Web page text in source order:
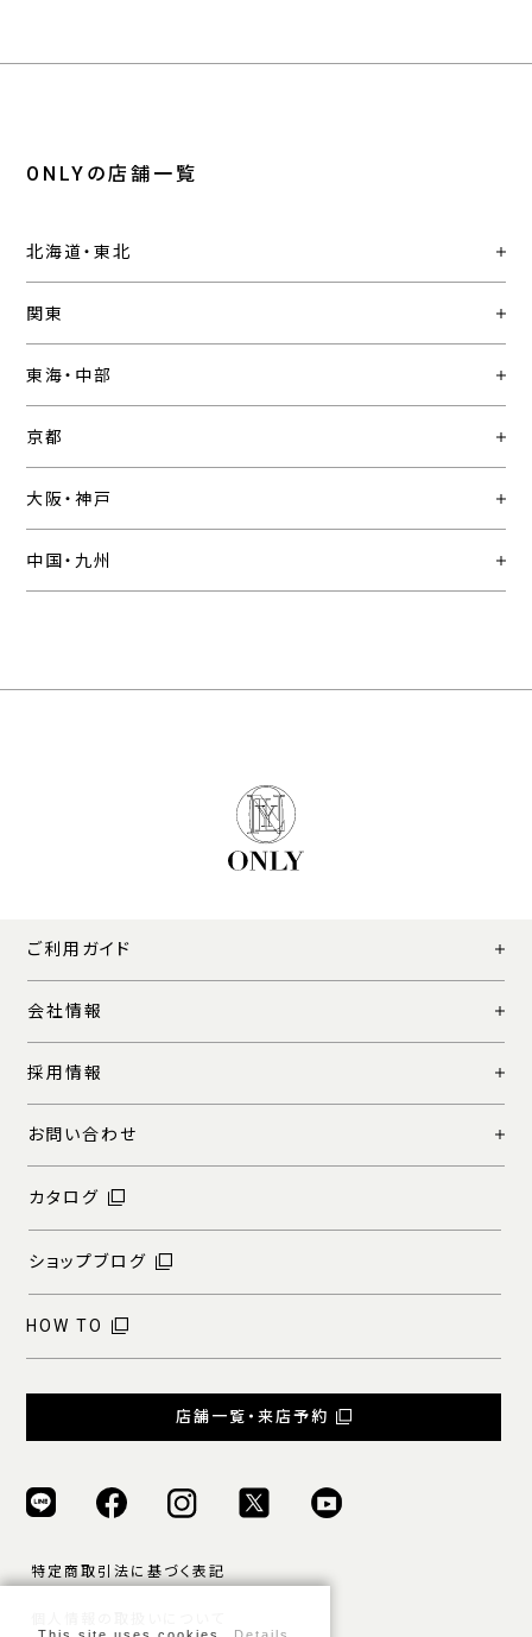
ONLYの店舗一覧
北海道・東北
関東
東海・中部
京都
大阪・神戸
中国・九州
ご利用ガイド
会社情報
採用情報
お問い合わせ
カタログ
ショップブログ
HOW TO
店舗一覧・来店予約
特定商取引法に基づく表記